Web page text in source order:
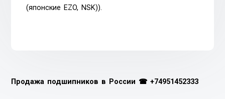
(японские EZO, NSK)).
Продажа подшипников в России ☎+74951452333